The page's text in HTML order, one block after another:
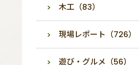
木工（83）
現場レポート（726）
遊び・グルメ（56）